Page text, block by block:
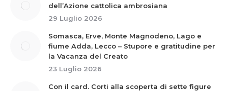
dell’Azione cattolica ambrosiana
29 Luglio 2026
Somasca, Erve, Monte Magnodeno, Lago e
fiume Adda, Lecco – Stupore e gratitudine per
la Vacanza del Creato
23 Luglio 2026
Con il card. Corti alla scoperta di sette figure